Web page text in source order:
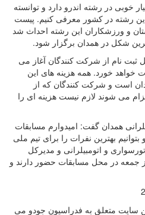
خوبی در رشته اندرو دارد و توانسته
این رشته در کشور معرفی کنیم. پیست
و ورزشکاران این رشته احداث شد
شکل در همدان برگزار شود.
ثبت نام از شرکت کنندگان آغاز می
خواهد خورد. همه هزینه های این
است و شرکت کنندگان که از
می شوند لازم نیست هزینه ای را
همدان گفت: امیدوارم مسابقات
بهترین نفرات را برای تیم ملی
و اتومبیلرانی و مدیرکل
جمعه در محل مسابقات حضور دارند و
سايت متعلق به فدراسیون جودو می